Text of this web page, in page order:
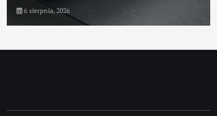
6 sierpnia, 2026